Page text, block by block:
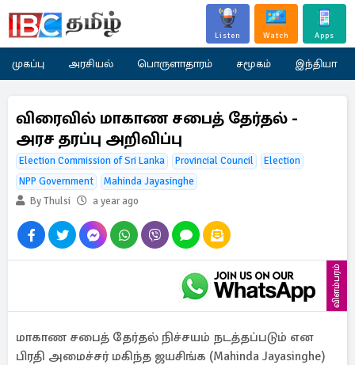
Listen Watch Apps
முகப்பு அரசியல் பொருளாதாரம் சமூகம் இந்தியா
விரைவில் மாகாண சபைத் தேர்தல் -
அரச தரப்பு அறிவிப்பு
Election Commission of Sri Lanka Provincial Council
Election
NPP Government
Mahinda Jayasinghe
By Thulsi
a year ago
விளம்பரம்
மாகாண சபைத் தேர்தல் நிச்சயம் நடத்தப்படும் என
பிரதி அமைச்சர் மகிந்த ஜயசிங்க (Mahinda Jayasinghe)